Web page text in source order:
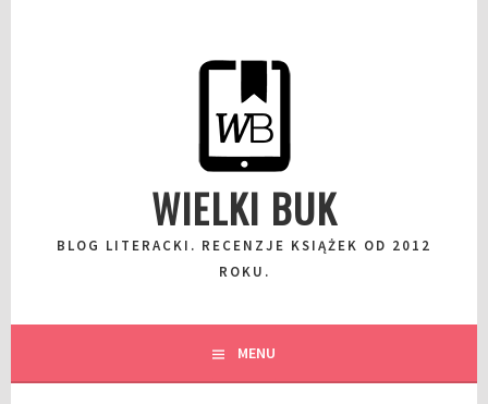
WIELKI BUK
BLOG LITERACKI. RECENZJE KSIĄŻEK OD 2012
ROKU.
MENU